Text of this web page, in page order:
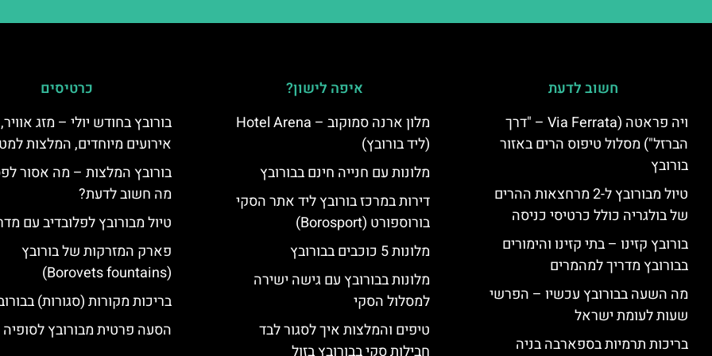
חשוב לדעת
ויה פראטה (Via Ferrata – "דרך
הברזל") מסלול טיפוס הרים באזור
בורובץ
טיול מבורובץ ל-2 מרחצאות ההרים
של בולגריה כולל כרטיסי כניסה
בורובץ קזינו – בתי קזינו והימורים
בבורובץ מדריך למהמרים
מה השעה בבורובץ עכשיו – הפרשי
שעות לעומת ישראל
בריכות תרמיות בספארבה בניה
איפה לישון?
מלון ארנה סמוקוב – Hotel Arena
(ליד בורובץ)
מלונות עם חנייה חינם בבורובץ
דירות במרכז בורובץ ליד אתר הסקי
בורוספורט (Borosport)
מלונות 5 כוכבים בבורובץ
מלונות בבורובץ עם גישה ישירה
למסלול הסקי
טיפים והמלצות איך לסגור לבד
חבילות סקי בבורובץ בזול
כרטיסים
בורובץ בחודש יולי – מזג
אירועים מיוחדים, המלצות
בורובץ המלצות – מה אסור
מה חשוב לדעת?
טיול מבורובץ לפלובדיב עם
פארק המזרקות של בורובץ
(Borovets fountains)
בריכות מקורות (סגורות)
הסעה פרטית מבורובץ לסופיה